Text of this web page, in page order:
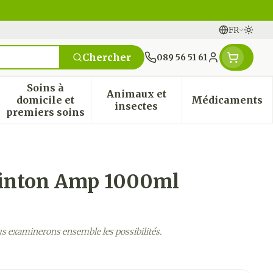
FR
Langues
Chercher
089 56 51 61
Menu client
& vitamines
et enfants
la catégorie Vitalité 50+
sous-menu pour la catégorie Naturopathie
Soins à
domicile et
premiers soins
Afficher le sous-menu pour la catégorie
Animaux et
insectesAfficher le sous-menu
Médicaments
Afficher
Amp 1000ml
examinerons ensemble les possibilités.